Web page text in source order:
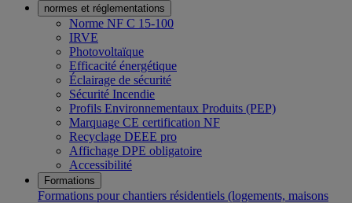
normes et réglementations
Norme NF C 15-100
IRVE
Photovoltaïque
Efficacité énergétique
Éclairage de sécurité
Sécurité Incendie
Profils Environnementaux Produits (PEP)
Marquage CE certification NF
Recyclage DEEE pro
Affichage DPE obligatoire
Accessibilité
Formations
Formations pour chantiers résidentiels (logements, maisons